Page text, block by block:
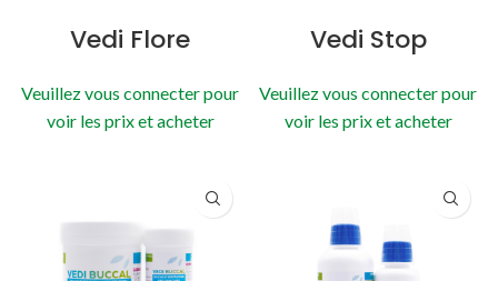
Vedi Flore
Veuillez vous connecter pour
voir les prix et acheter
Vedi Stop
Veuillez vous connecter pour
voir les prix et acheter